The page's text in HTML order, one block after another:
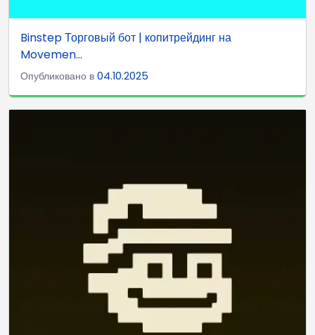
Binstep Торговый бот | копитрейдинг на
Movemen...
Опубликовано в 04.10.2025